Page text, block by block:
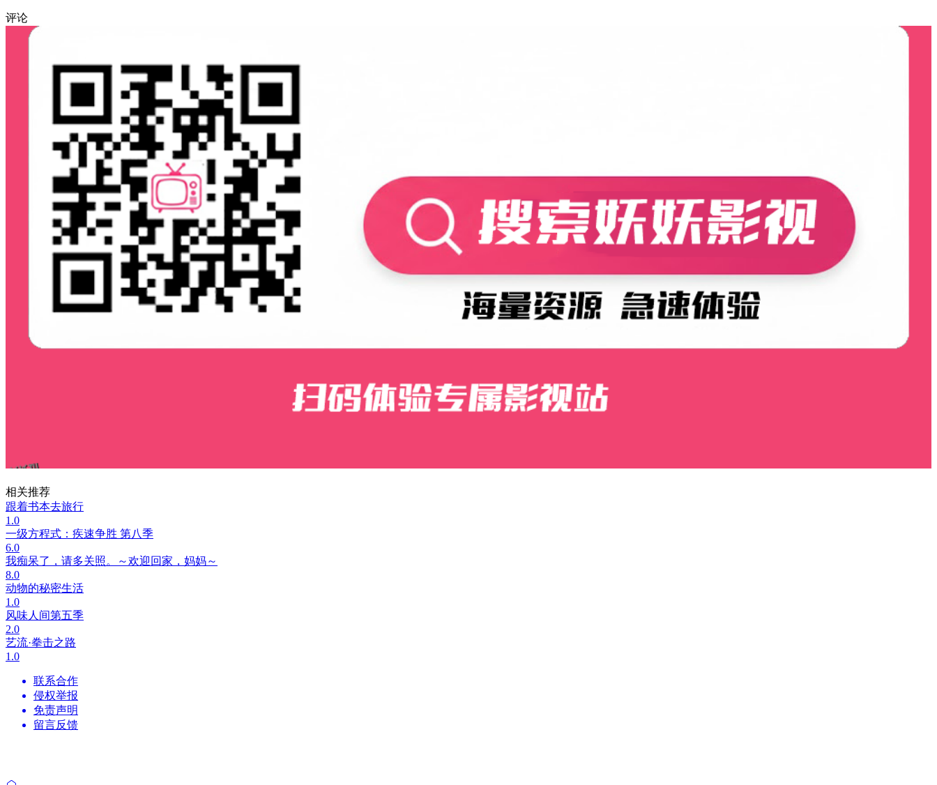
评论
相关推荐
跟着书本去旅行
1.0
一级方程式：疾速争胜 第八季
6.0
我痴呆了，请多关照。～欢迎回家，妈妈～
8.0
动物的秘密生活
1.0
风味人间第五季
2.0
艺流·拳击之路
1.0
联系合作
侵权举报
免责声明
留言反馈